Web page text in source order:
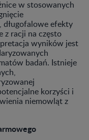
w stosowanych
efekty
z racji na często
wyników jest
badań. Istnieje
korzyści i
niemowląt z